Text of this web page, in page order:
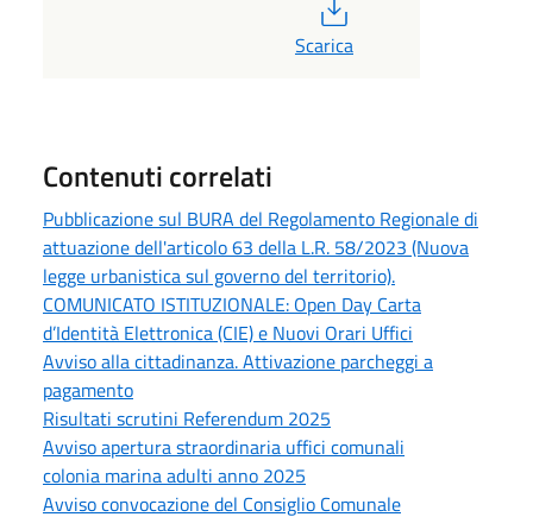
Scarica
Contenuti correlati
Pubblicazione sul BURA del Regolamento Regionale di
attuazione dell'articolo 63 della L.R. 58/2023 (Nuova
legge urbanistica sul governo del territorio).
COMUNICATO ISTITUZIONALE: Open Day Carta
d’Identità Elettronica (CIE) e Nuovi Orari Uffici
Avviso alla cittadinanza. Attivazione parcheggi a
pagamento
Risultati scrutini Referendum 2025
Avviso apertura straordinaria uffici comunali
colonia marina adulti anno 2025
Avviso convocazione del Consiglio Comunale